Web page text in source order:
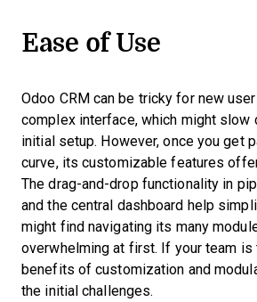
Ease of Use
Odoo CRM can be tricky for new
complex interface, which might slow
initial setup. However, once you get
curve, its customizable features
The drag-and-drop functionality in
and the central dashboard help
might find navigating its many
overwhelming at first. If your team is
benefits of customization and
the initial challenges.